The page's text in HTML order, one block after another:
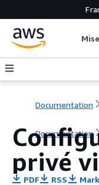
Documentation
Documentation
privé
PDF RSS